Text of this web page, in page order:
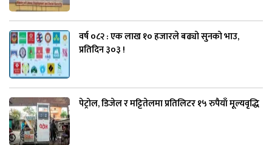
वर्ष ०८२ : एक लाख १० हजारले बढ्यो सुनको भाउ,
प्रतिदिन ३०३ !
पेट्रोल, डिजेल र मट्टितेलमा प्रतिलिटर १५ रुपैयाँ मूल्यवृद्धि